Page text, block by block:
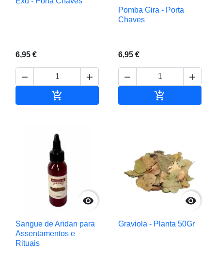
6,95 €
 

Pomba Gira - Porta
Chaves
6,95 €
 


Sangue de Aridan para
Assentamentos e
Rituais

Graviola - Planta 50Gr